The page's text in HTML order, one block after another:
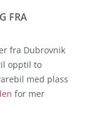
FRA
fra Dubrovnik
opptil to
med plass
for mer